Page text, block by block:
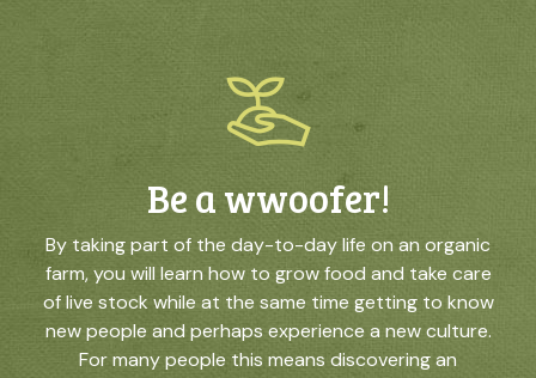
Be a wwoofer!
By taking part of the day-to-day life on an organic
farm, you will learn how to grow food and take care
of live stock while at the same time getting to know
new people and perhaps experience a new culture.
For many people this means discovering an